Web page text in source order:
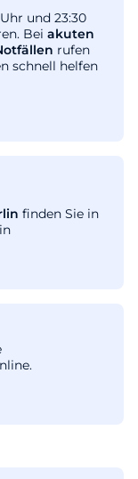
und 23:30
Bei akuten
rufen
schnell helfen
finden Sie in